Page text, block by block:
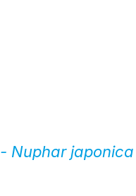
- Nuphar japonica